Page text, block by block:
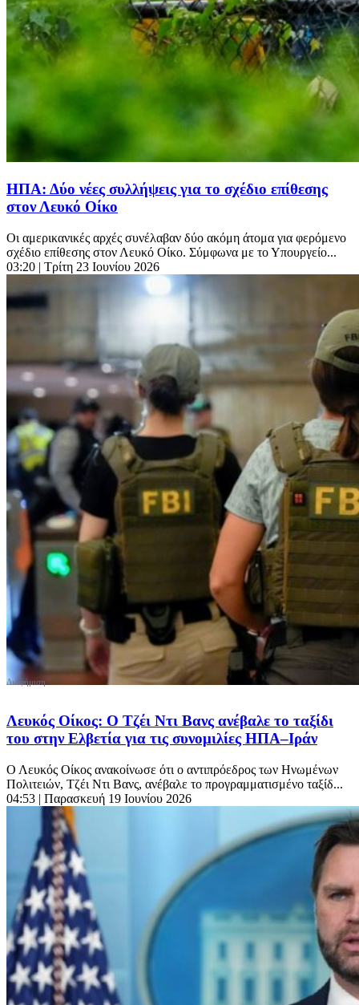
ΗΠΑ: Δύο νέες συλλήψεις για το σχέδιο επίθεσης
στον Λευκό Οίκο
Οι αμερικανικές αρχές συνέλαβαν δύο ακόμη άτομα για φερόμενο
σχέδιο επίθεσης στον Λευκό Οίκο. Σύμφωνα με το Υπουργείο...
03:20 | Τρίτη 23 Ιουνίου 2026
Λευκός Οίκος: Ο Τζέι Ντι Βανς ανέβαλε το ταξίδι
του στην Ελβετία για τις συνομιλίες ΗΠΑ–Ιράν
Ο Λευκός Οίκος ανακοίνωσε ότι ο αντιπρόεδρος των Ηνωμένων
Πολιτειών, Τζέι Ντι Βανς, ανέβαλε το προγραμματισμένο ταξίδ...
04:53 | Παρασκευή 19 Ιουνίου 2026